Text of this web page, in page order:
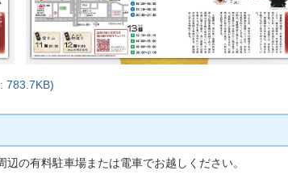
783.7KB)
の有料駐車場または電車でお越しください。